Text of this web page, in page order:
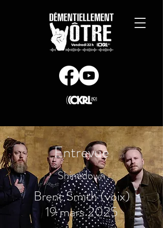
Entrevue
Shinedown
Brent Smith (voix)
19 mars 2025